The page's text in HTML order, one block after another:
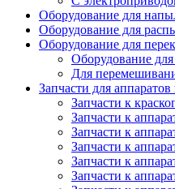
Оборудование для
Оборудование для
Оборудование для
Оборудование
Для
Запчасти для аппаратов
Запчасти к
Запчасти к
Запчасти к
Запчасти к
Запчасти к
Запчасти к